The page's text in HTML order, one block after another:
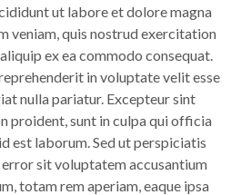
ut labore et dolore magna
veniam, quis nostrud exercitation
ex ea commodo consequat.
in voluptate velit esse
nulla pariatur. Excepteur sint
proident, sunt in culpa qui officia
est laborum. Sed ut perspiciatis
error sit voluptatem accusantium
totam rem aperiam, eaque ipsa